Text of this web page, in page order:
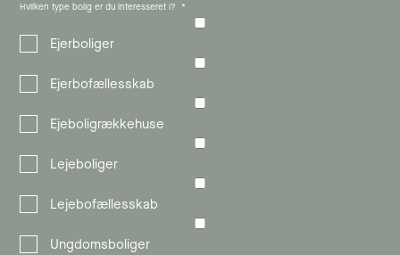
Hvilken type bolig er du interesseret i?
Ejerboliger
Ejerbofællesskab
Ejeboligrækkehuse
Lejeboliger
Lejebofællesskab
Ungdomsboliger